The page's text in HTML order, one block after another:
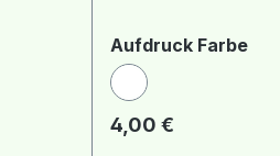
Aufdruck Farbe
Weiß
Regulärer Preis:
4,00 €